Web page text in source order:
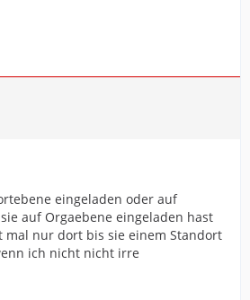
eingeladen oder auf
auf Orgaebene eingeladen hast
mal nur dort bis sie einem Standort
ich nicht nicht irre